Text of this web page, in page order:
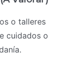
o talleres
cuidados o